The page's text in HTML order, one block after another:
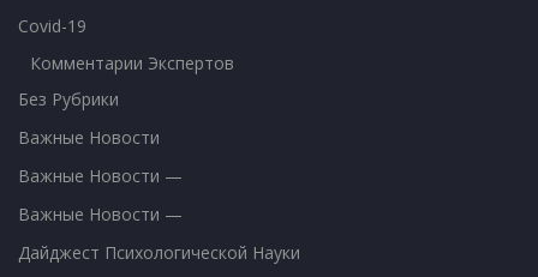
Covid-19
Комментарии Экспертов
Без Рубрики
Важные Новости
Важные Новости —
Важные Новости —
Дайджест Психологической Науки